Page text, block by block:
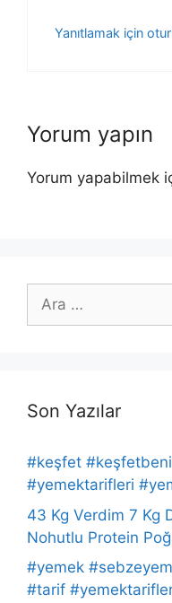
Yanıtlamak için
Yorum yapın
Yorum yapabilmek
için
Son Yazılar
#keşfet
#yemektarifleri
43 Kg Verdim 7 Kg
Nohutlu Protein
#yemek
#tarif